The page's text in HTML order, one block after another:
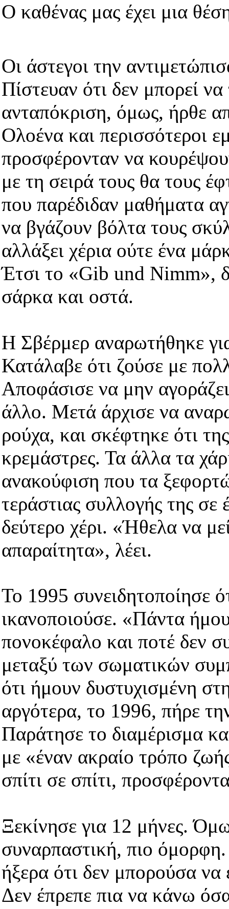
Ο καθένας μας έχει μια
Οι άστεγοι την
Πίστευαν ότι δεν μπορεί
ανταπόκριση, όμως, ήρθε
Ολοένα και περισσότεροι
προσφέρονταν να
με τη σειρά τους θα τους
που παρέδιδαν μαθήματα
να βγάζουν βόλτα τους
αλλάξει χέρια ούτε ένα
Έτσι το «Gib und Νimm»,
σάρκα και οστά.
Η Σβέρμερ αναρωτήθηκε
Κατάλαβε ότι ζούσε με
Αποφάσισε να μην
άλλο. Μετά άρχισε να
ρούχα, και σκέφτηκε ότι
κρεμάστρες. Τα άλλα τα
ανακούφιση που τα
τεράστιας συλλογής της
δεύτερο χέρι. «Ήθελα να
απαραίτητα», λέει.
Το 1995 συνειδητοποίησε
ικανοποιούσε. «Πάντα
πονοκέφαλο και ποτέ δεν
μεταξύ των σωματικών
ότι ήμουν δυστυχισμένη
αργότερα, το 1996, πήρε
Παράτησε το διαμέρισμα
με «έναν ακραίο τρόπο
σπίτι σε σπίτι,
Ξεκίνησε για 12 μήνες.
συναρπαστική, πιο
ήξερα ότι δεν μπορούσα
Δεν έπρεπε πια να κάνω